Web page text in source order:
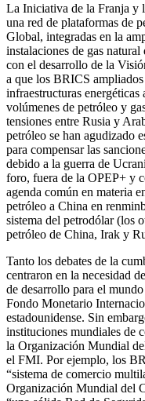
La Iniciativa de la Franja y
una red de plataformas de
Global, integradas en la
instalaciones de gas
con el desarrollo de la
a que los BRICS
infraestructuras
volúmenes de petróleo y
tensiones entre Rusia y
petróleo se han agudizado
para compensar las
debido a la guerra de
foro, fuera de la OPEP+ y
agenda común en materia
petróleo a China en
sistema del petrodólar (los
petróleo de China, Irak y
Tanto los debates de la
centraron en la necesidad
de desarrollo para el
Fondo Monetario
estadounidense. Sin
instituciones mundiales de
la Organización Mundial
el FMI. Por ejemplo, los
“sistema de comercio
Organización Mundial del